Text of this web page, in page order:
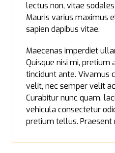
lectus non, vitae
Mauris varius maximus
sapien dapibus vitae.
Maecenas imperdiet
Quisque nisi mi, pretium
tincidunt ante. Vivamus
velit, nec semper velit
Curabitur nunc quam,
vehicula consectetur
pretium tellus. Praesent